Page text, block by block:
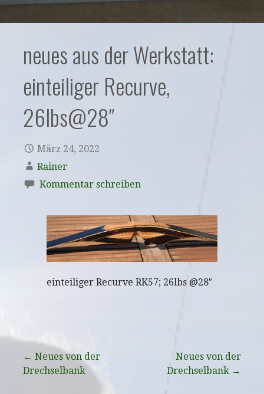
neues aus der Werkstatt:
einteiliger Recurve,
26lbs@28″
März 24, 2022
Rainer
Kommentar schreiben
einteiliger Recurve RK57; 26lbs @28″
Beitragsnavigation
← Neues von der
Drechselbank
Neues von der
Drechselbank →